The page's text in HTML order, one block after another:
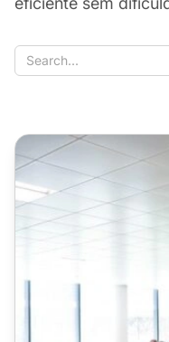
A lista de verificação